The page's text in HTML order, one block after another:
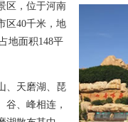
区，位于河南
区40千米，地
地面积148平
、天磨湖、琵
谷、峰相连，